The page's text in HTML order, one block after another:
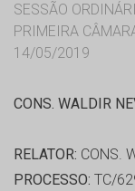
SESSÃO
PRIMEIRA
14/05/2019
CONS. WALDIR
RELATOR: CONS.
PROCESSO: TC/